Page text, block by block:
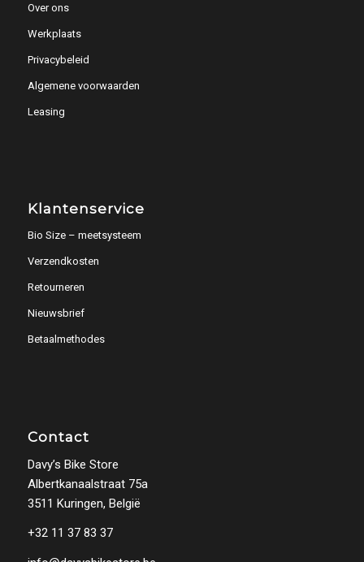
Over ons
Werkplaats
Privacybeleid
Algemene voorwaarden
Leasing
Klantenservice
Bio Size – meetsysteem
Verzendkosten
Retourneren
Nieuwsbrief
Betaalmethodes
Contact
Davy’s Bike Store
Albertkanaalstraat 75a
3511 Kuringen, België
+32 11 37 83 37